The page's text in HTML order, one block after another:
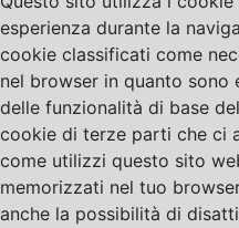
esperienza durante la
cookie classificati come
nel browser in quanto sono
delle funzionalità di base
cookie di terze parti che ci
come utilizzi questo sito
memorizzati nel tuo
anche la possibilità di